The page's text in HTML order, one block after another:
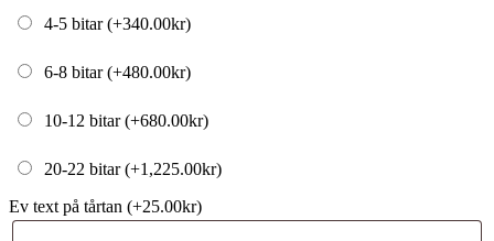
4-5 bitar (+340.00kr)
6-8 bitar (+480.00kr)
10-12 bitar (+680.00kr)
20-22 bitar (+1,225.00kr)
Ev text på tårtan (+25.00kr)